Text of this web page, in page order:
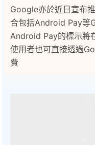
Google亦於近日宣布
合包括Android Pay等
Android Pay的標示將
使用者也可直接透過
費